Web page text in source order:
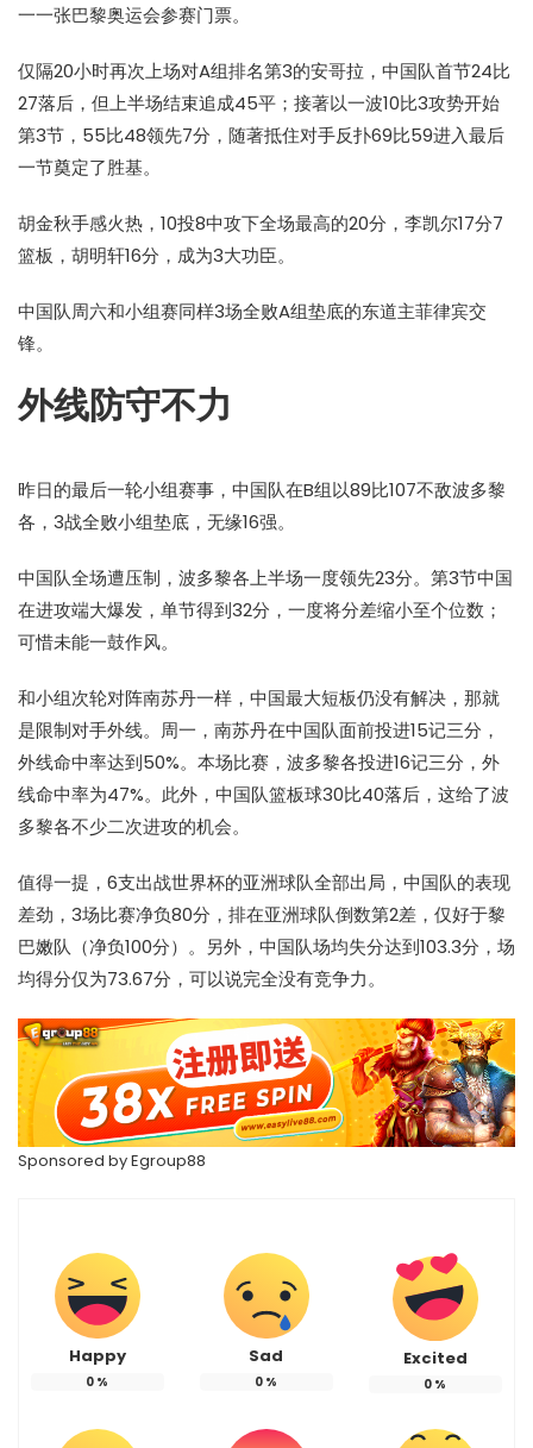
一一张巴黎奥运会参赛门票。
仅隔20小时再次上场对A组排名第3的安哥拉，中国队首节24比
27落后，但上半场结束追成45平；接著以一波10比3攻势开始
第3节，55比48领先7分，随著抵住对手反扑69比59进入最后
一节奠定了胜基。
胡金秋手感火热，10投8中攻下全场最高的20分，李凯尔17分7
篮板，胡明轩16分，成为3大功臣。
中国队周六和小组赛同样3场全败A组垫底的东道主菲律宾交
锋。
外线防守不力
昨日的最后一轮小组赛事，中国队在B组以89比107不敌波多黎
各，3战全败小组垫底，无缘16强。
中国队全场遭压制，波多黎各上半场一度领先23分。第3节中国
在进攻端大爆发，单节得到32分，一度将分差缩小至个位数；
可惜未能一鼓作风。
和小组次轮对阵南苏丹一样，中国最大短板仍没有解决，那就
是限制对手外线。周一，南苏丹在中国队面前投进15记三分，
外线命中率达到50%。本场比赛，波多黎各投进16记三分，外
线命中率为47%。此外，中国队篮板球30比40落后，这给了波
多黎各不少二次进攻的机会。
值得一提，6支出战世界杯的亚洲球队全部出局，中国队的表现
差劲，3场比赛净负80分，排在亚洲球队倒数第2差，仅好于黎
巴嫩队（净负100分）。另外，中国队场均失分达到103.3分，场
均得分仅为73.67分，可以说完全没有竞争力。
Sponsored byEgroup88
Happy
0 %
Sad
0 %
Excited
0 %